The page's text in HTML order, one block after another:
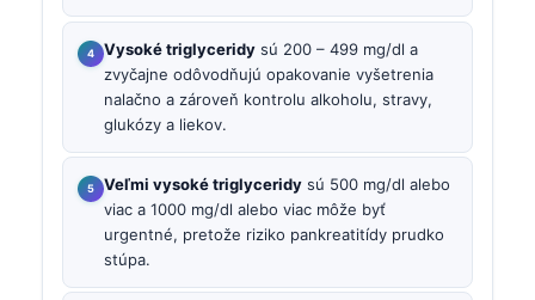
Vysoké triglyceridy sú 200 – 499 mg/dl a
zvyčajne odôvodňujú opakovanie vyšetrenia
nalačno a zároveň kontrolu alkoholu, stravy,
glukózy a liekov.
Veľmi vysoké triglyceridy sú 500 mg/dl alebo
viac a 1000 mg/dl alebo viac môže byť
urgentné, pretože riziko pankreatitídy prudko
stúpa.